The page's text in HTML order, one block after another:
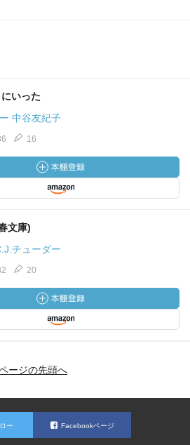
いった
中谷友紀子
16
文庫)
チューダー
20
ージの先頭へ
ー Facebookページ